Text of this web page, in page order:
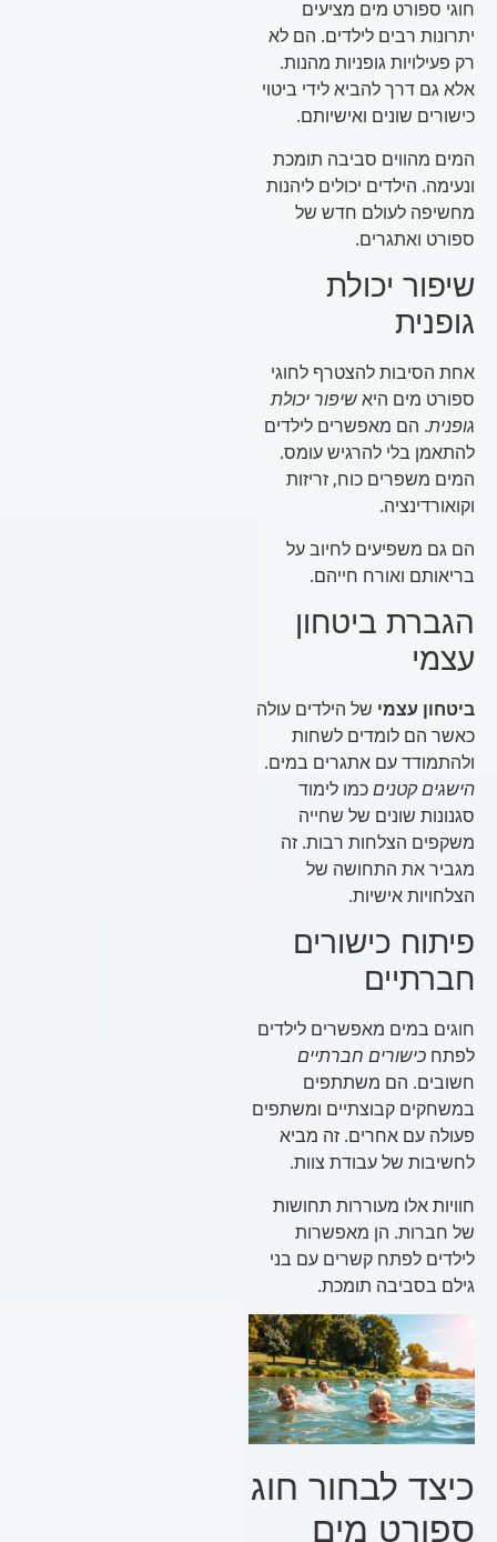
חוגי ספורט מים מציעים
יתרונות רבים לילדים. הם לא
רק פעילויות גופניות מהנות.
אלא גם דרך להביא לידי ביטוי
כישורים שונים ואישיותם.
המים מהווים סביבה תומכת
ונעימה. הילדים יכולים ליהנות
מחשיפה לעולם חדש של
ספורט ואתגרים.
שיפור יכולת
גופנית
אחת הסיבות להצטרף לחוגי
ספורט מים היאשיפור יכולת
גופנית. הם מאפשרים לילדים
להתאמן בלי להרגיש עומס.
המים משפרים כוח, זריזות
וקואורדינציה.
הם גם משפיעים לחיוב על
בריאותם ואורח חייהם.
הגברת ביטחון
עצמי
ביטחון עצמישל הילדים עולה
כאשר הם לומדים לשחות
ולהתמודד עם אתגרים במים.
הישגים קטניםכמו לימוד
סגנונות שונים של שחייה
משקפים הצלחות רבות. זה
מגביר את התחושה של
הצלחויות אישיות.
פיתוח כישורים
חברתיים
חוגים במים מאפשרים לילדים
לפתחכישורים חברתיים
חשובים. הם משתתפים
במשחקים קבוצתיים ומשתפים
פעולה עם אחרים. זה מביא
לחשיבות של עבודת צוות.
חוויות אלו מעוררות תחושות
של חברות. הן מאפשרות
לילדים לפתח קשרים עם בני
גילם בסביבה תומכת.
כיצד לבחור חוג
ספורט מים